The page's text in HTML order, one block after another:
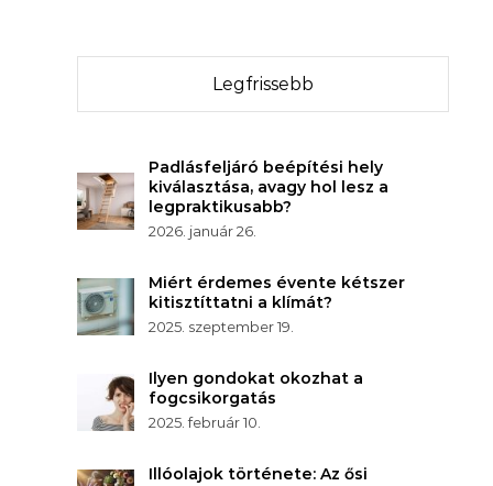
Legfrissebb
Padlásfeljáró beépítési hely
kiválasztása, avagy hol lesz a
legpraktikusabb?
2026. január 26.
Miért érdemes évente kétszer
kitisztíttatni a klímát?
2025. szeptember 19.
Ilyen gondokat okozhat a
fogcsikorgatás
2025. február 10.
Illóolajok története: Az ősi